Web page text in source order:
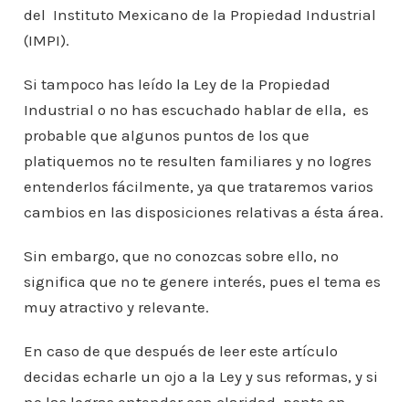
del Instituto Mexicano de la Propiedad Industrial
(IMPI).
Si tampoco has leído la Ley de la Propiedad
Industrial o no has escuchado hablar de ella, es
probable que algunos puntos de los que
platiquemos no te resulten familiares y no logres
entenderlos fácilmente, ya que trataremos varios
cambios en las disposiciones relativas a ésta área.
Sin embargo, que no conozcas sobre ello, no
significa que no te genere interés, pues el tema es
muy atractivo y relevante.
En caso de que después de leer este artículo
decidas echarle un ojo a la Ley y sus reformas, y si